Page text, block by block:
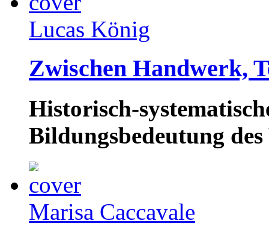
Lucas König
Zwischen Handwerk,
Historisch-
Bildungsbedeutung
Marisa Caccavale